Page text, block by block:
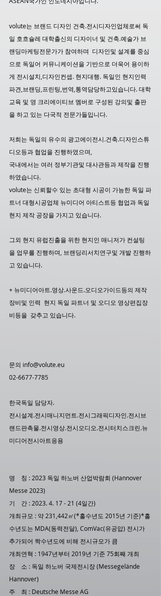
volute는 브랜드 디자인 건축.전시디자인업체로써 독
일 호흐슐레 대학출신의 디자이너 및 건축.예술가 브
랜딩마케팅전문가가 참여하며  디자인및 설계를 중심
으로 독일어 커뮤니케이션을 기반으로 더욱어 용이하
게 전시설치,디자인컨셉. 현지대행. 독일인 현지인력
파견,브랜딩,프린팅,번역,통역담당하고있습니다. 대학
교육 및 영 크리에이티브 멤버로 구성된 강의및 출판
을 하고 있는 다국적 전문가들입니다.
저희는 독일의 유수의 광고에이전시.건축.디자인스튜
디오등과 협업을 진행하였으며,
국내에서는 여러 정부기관및 대사관등과 제작을 진행
하였습니다.
volute는 신뢰할수 있는 초대형 시공이 가능한 독일 파
트너 대형시공업체 뉴미디어 아티스트등 협업과 독일
현지 제작 공장을 가지고 있습니다.
그외 현지 유럽진출을 위한 현지인 매니저가 컨설팅
을 업무를 진행하며, 브랜딩리서치연구및 개발 진행하
고 있습니다.
+ 뉴미디어아트.영상.사운드.오디오가이드등의 제작
장비및 인력  현지 독일 파트너 및 오디오 영상편집장
비등을  갖추고 있습니다.
문의 info@volute.eu
02-6677-7785
한국독일 담당자.
전시설계.전시매니지먼트.전시그래픽디자인.전시브
랜드판촉물.전시영상.전시오디오.전시터치스크린.뉴
미디어전시아트응용
명    칭 : 2023 독일 하노버 산업박람회 (Hannover
Messe 2023)
기    간 : 2023. 4. 17 - 21 (4일간)
개최규모 : 약 231,442㎡(*홀수년도 2015년 기준)*홀
수년도는 MDA(동력전달), ComVac(유공압) 전시가
추가되어 짝수년도에 비해 전시규모가 큼
개최연혁 : 1947년부터 2019년 기준 75회째 개최
장    소 : 독일 하노버 국제전시장 (Messegelände
Hannover)
주    최 : Deutsche Messe AG